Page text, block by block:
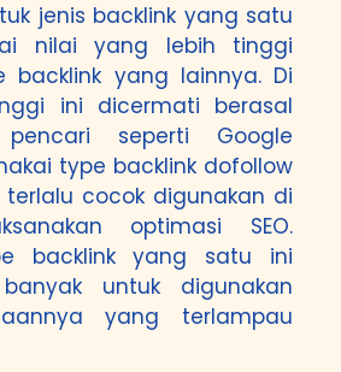
jenis backlink yang satu
nilai yang lebih tinggi
backlink yang lainnya. Di
ini dicermati berasal
seperti Google
type backlink dofollow
cocok digunakan di
optimasi SEO.
backlink yang satu ini
untuk digunakan
yang terlampau